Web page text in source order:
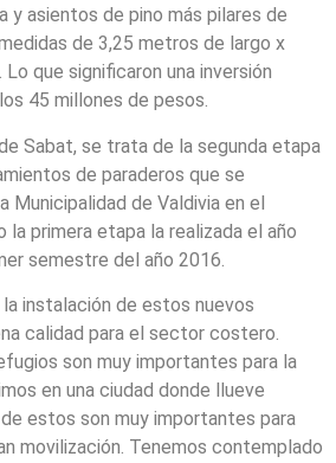
asientos de pino más pilares de
de 3,25 metros de largo x
que significaron una inversión
45 millones de pesos.
Sabat, se trata de la segunda etapa
de paraderos que se
Municipalidad de Valdivia en el
primera etapa la realizada el año
semestre del año 2016.
instalación de estos nuevos
calidad para el sector costero.
son muy importantes para la
en una ciudad donde llueve
estos son muy importantes para
movilización. Tenemos contemplado